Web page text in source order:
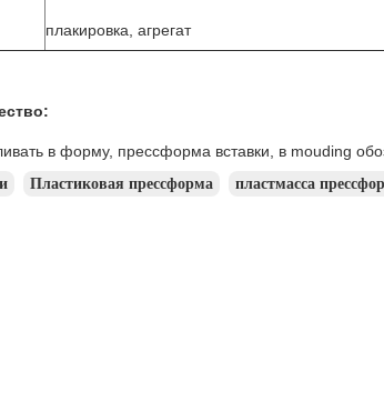
плакировка, агрегат
в форму, прессформа вставки, в mouding
Пластиковая прессформа пластмасса